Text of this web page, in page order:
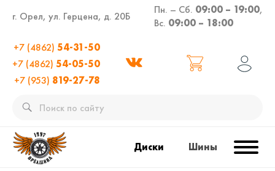
г. Орел, ул. Герцена, д. 20Б
Пн. – Сб. 09:00 – 19:00,
Вс. 09:00 – 18:00
+7 (4862) 54-31-50
+7 (4862) 54-05-50
+7 (953) 819-27-78
Диски Шины